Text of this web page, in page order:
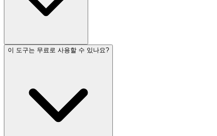
이 도구는 무료로 사용할 수 있나요?